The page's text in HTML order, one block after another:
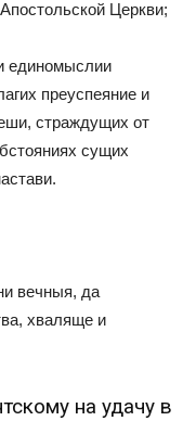
Церкви;
единомыслии
преуспеяние и
страждущих от
сущих
вечныя, да
хваляще и
на удачу в